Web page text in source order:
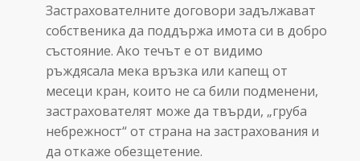
Застрахователните договори задължават
собственика да поддържа имота си в добро
състояние. Ако течът е от видимо
ръждясала мека връзка или капещ от
месеци кран, които не са били подменени,
застрахователят може да твърди, „груба
небрежност“ от страна на застрахования и
да откаже обезщетение.